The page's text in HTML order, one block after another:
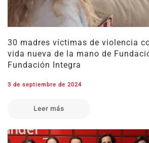
30 madres víctimas de violencia
vida nueva de la mano de
Fundación Integra
3 de septiembre de 2024
Leer más